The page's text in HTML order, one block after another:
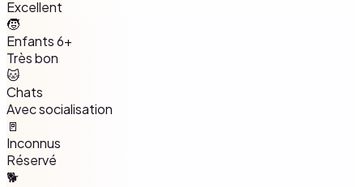
Excellent
🧒
Enfants 6+
Très bon
🐱
Chats
Avec socialisation
🚪
Inconnus
Réservé
🐕